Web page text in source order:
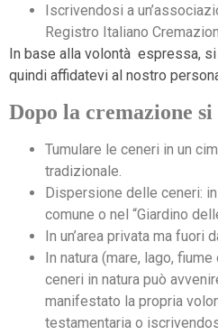
Iscrivendosi a
Registro Italiano
In base alla volontà espressa,
quindi affidatevi al nostro
Dopo la cremazione si
Tumulare le ceneri in un
tradizionale.
Dispersione delle ceneri:
comune o nel “Giardino
In un’area privata ma fuori
In natura (mare, lago,
ceneri in natura può
manifestato la propria
testamentaria o